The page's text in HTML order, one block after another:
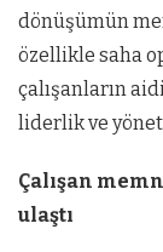
dönüşümün
özellikle saha
çalışanların
liderlik ve
Çalışan
ulaştı